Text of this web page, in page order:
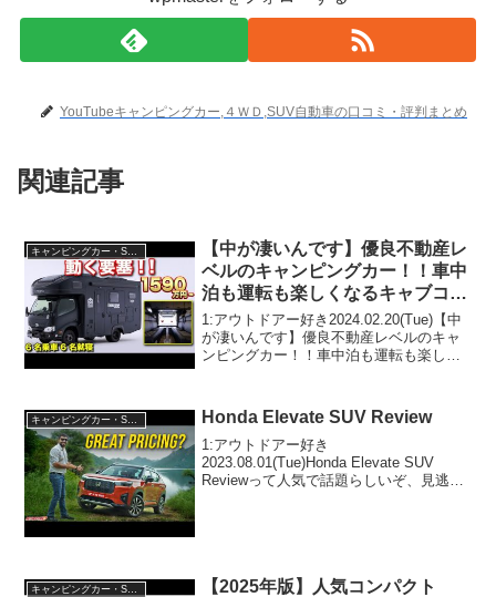
YouTubeキャンピングカー,４ＷＤ,SUV自動車の口コミ・評判まとめ
関連記事
キャンピングカー・SUV人気車種
【中が凄いんです】優良不動産レ
ベルのキャンピングカー！！車中
泊も運転も楽しくなるキャブコン
【#ダイレクトカーズ】※順不同
ですみません。
1:アウトドアー好き2024.02.20(Tue)【中
が凄いんです】優良不動産レベルのキャ
ンピングカー！！車中泊も運転も楽しく
しいぞ、見逃さないで！！2:アウトドア
ー...
キャンピングカー・SUV人気車種 Honda Elevate SUV Review
1:アウトドアー好き
2023.08.01(Tue)Honda Elevate SUV
Reviewって人気で話題らしいぞ、見逃さ
【2025年版】人気コンパクト